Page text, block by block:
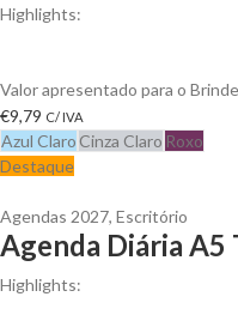
Highlights:
Valor apresentado para o
€9,79 C/ IVA
Azul Claro Cinza Claro Roxo
Destaque
Agendas 2027, Escritório
Agenda Diária A5
Highlights: